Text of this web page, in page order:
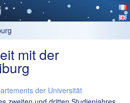
mit der
der Universität